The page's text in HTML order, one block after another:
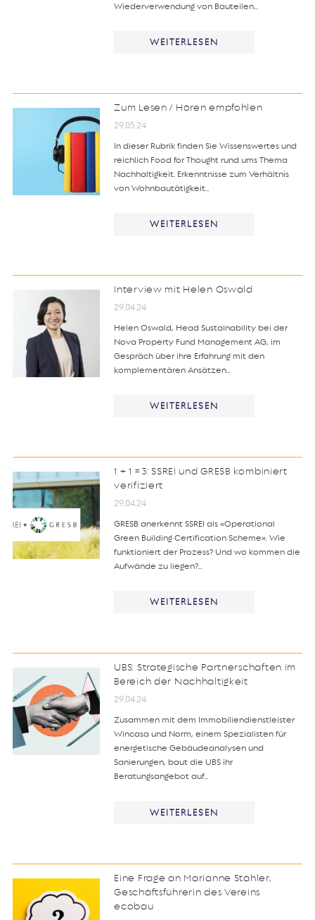
Wiederverwendung von Bauteilen…
WEITERLESEN
Zum Lesen / Hören empfohlen
29.05.24
In dieser Rubrik finden Sie Wissenswertes und
reichlich Food for Thought rund ums Thema
Nachhaltigkeit. Erkenntnisse zum Verhältnis
von Wohnbautätigkeit…
WEITERLESEN
Interview mit Helen Oswald
29.04.24
Helen Oswald, Head Sustainability bei der
Nova Property Fund Management AG, im
Gespräch über ihre Erfahrung mit den
komplementären Ansätzen…
WEITERLESEN
1 + 1 = 3: SSREI und GRESB kombiniert
verifiziert
29.04.24
GRESB anerkennt SSREI als «Operational
Green Building Certification Scheme». Wie
funktioniert der Prozess? Und wo kommen die
Aufwände zu liegen?…
WEITERLESEN
UBS: Strategische Partnerschaften im
Bereich der Nachhaltigkeit
29.04.24
Zusammen mit dem Immobiliendienstleister
Wincasa und Norm, einem Spezialisten für
energetische Gebäudeanalysen und
Sanierungen, baut die UBS ihr
Beratungsangebot auf…
WEITERLESEN
Eine Frage an Marianne Stähler,
Geschäftsführerin des Vereins
ecobau